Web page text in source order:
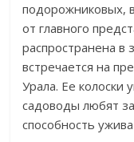
подорожниковых,
от главного
распространена в
встречается на
Урала. Ее колоски
садоводы любят
способность